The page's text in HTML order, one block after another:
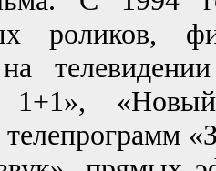
роликов,
на
1+1»,
телепрограмм